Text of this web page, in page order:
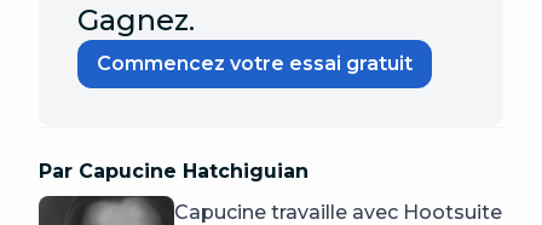
Gagnez.
Commencez votre essai gratuit
Par Capucine Hatchiguian
Capucine travaille avec Hootsuite